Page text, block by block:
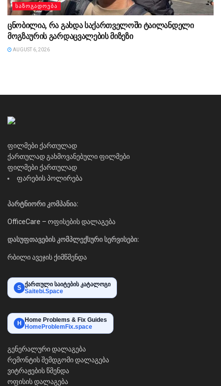
ᲡᲐᲖᲝᲒᲐᲓᲝᲔᲑᲐ
ცნობილია, რა გახდა საქართველოში ტაილანდელი
მოგზაურის გარდაცვალების მიზეზი
AUGUST 6, 2026
ფილმები ქართულად
ქართულად გახმოვანებული ფილმები
ფილმები ქართულად
ფარების პოლირება
პარტნიორი კომპანია:
OfficeCare – ოფისების დალაგება
დასუფთავების კომპლექსური სერვისები:
რბილი ავეჯის ქიმწმენდა
S ქართული საიტების კატალოგი
Saitebi.Space
H Home Problems & Fix Guides
HomeProblemFix.space
გენერალური დალაგება
რემონტის შემდგომი დალაგება
ვიტრაჟების წმენდა
ოფისის დალაგება